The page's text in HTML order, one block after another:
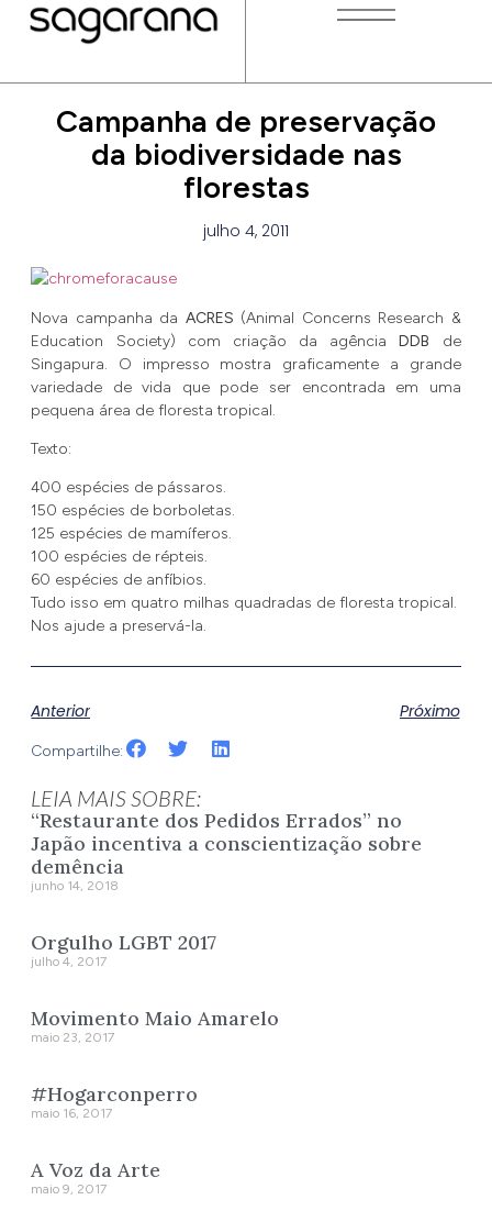
Campanha de preservação
da biodiversidade nas
florestas
julho 4, 2011
Nova campanha da ACRES (Animal Concerns Research &
Education Society) com criação da agênciaDDB de
Singapura. O impresso mostra graficamente a grande
variedade de vida que pode ser encontrada em uma
pequena área de floresta tropical.
Texto:
400 espécies de pássaros.
150 espécies de borboletas.
125 espécies de mamíferos.
100 espécies de répteis.
60 espécies de anfíbios.
Tudo isso em quatro milhas quadradas de floresta tropical.
Nos ajude a preservá-la.
Anterior Próximo
Compartilhe:
LEIA MAIS SOBRE:
“Restaurante dos Pedidos Errados” no
Japão incentiva a conscientização sobre
demência
junho 14, 2018
Orgulho LGBT 2017
julho 4, 2017
Movimento Maio Amarelo
maio 23, 2017
#Hogarconperro
maio 16, 2017
A Voz da Arte
maio 9, 2017